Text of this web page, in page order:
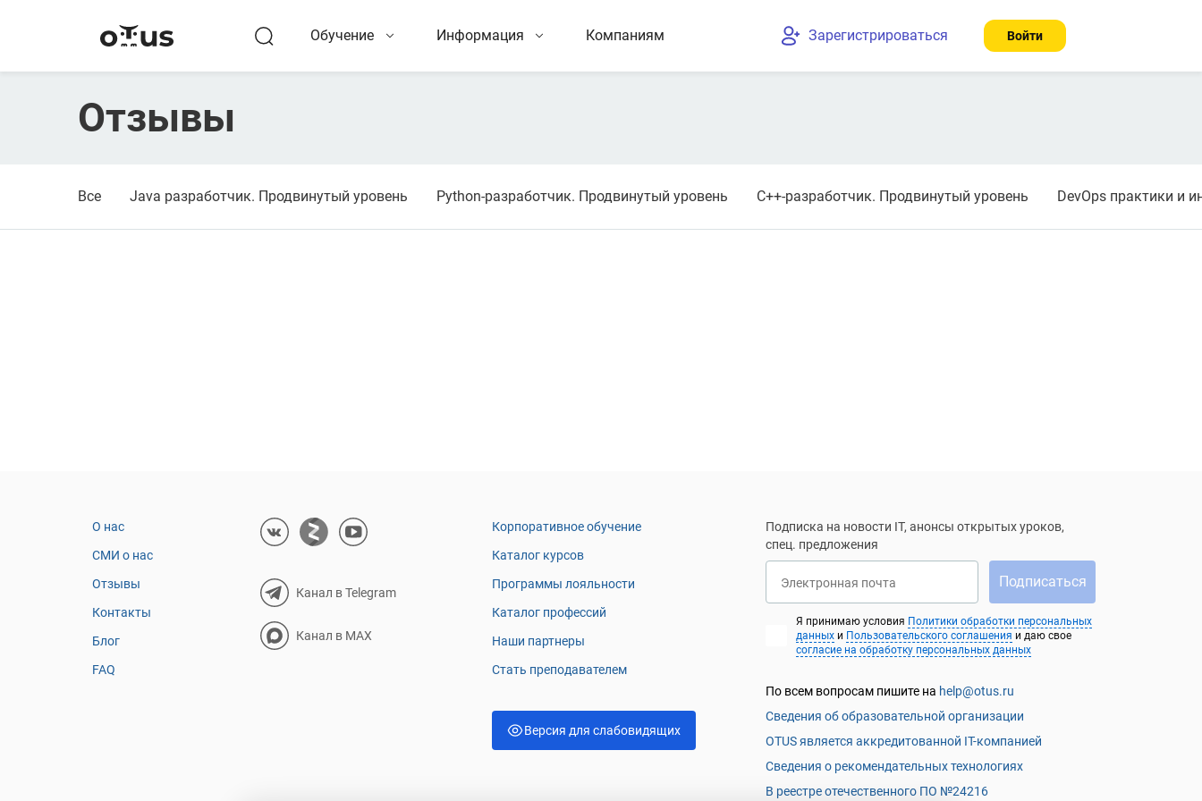
Обучение Информация Компаниям Зарегистрироваться Войти
Отзывы
Все Java разработчик. Продвинутый уровень Python-разработчик. Продвинутый уровень C++-разработчик. Продвинутый уровень DevOps практики и
О нас
СМИ о нас
Отзывы
Контакты
Блог
FAQ
Канал в Telegram
Канал в MAX
Корпоративное обучение
Каталог курсов
Программы лояльности
Каталог профессий
Наши партнеры
Стать преподавателем
Версия для слабовидящих
Подписка на новости IT, анонсы открытых уроков,
спец. предложения
Электронная почта Подписаться
Я принимаю условия Политики обработки персональных
данных и Пользовательского соглашения и даю свое
согласие на обработку персональных данных
По всем вопросам пишите на help@otus.ru
Сведения об образовательной организации
OTUS является аккредитованной IT-компанией
Сведения о рекомендательных технологиях
В реестре отечественного ПО №24216